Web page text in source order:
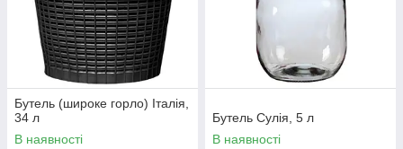
Бутель (широке горло) Італія,
34 л
В наявності
Бутель Сулія, 5 л
В наявності